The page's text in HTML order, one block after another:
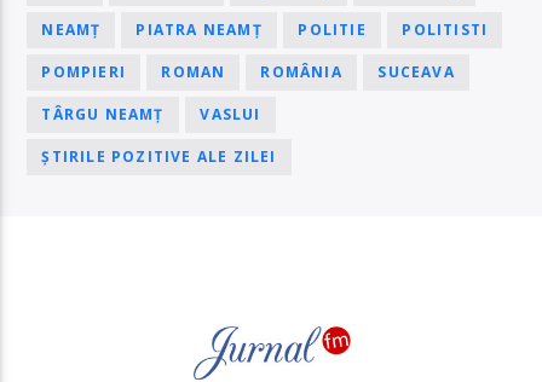
NEAMȚ PIATRA NEAMȚ POLITIE POLITISTI
POMPIERI ROMAN ROMÂNIA SUCEAVA
TÂRGU NEAMȚ VASLUI
ȘTIRILE POZITIVE ALE ZILEI